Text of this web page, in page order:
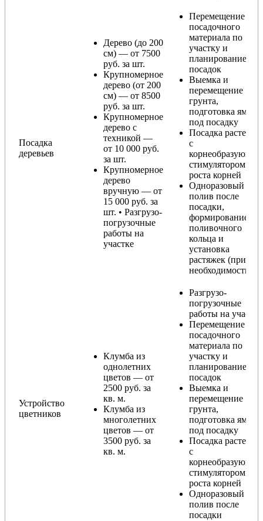
Посадка
деревьев
Дерево (до 200
см) — от 7500
руб. за шт.
Крупномерное
дерево (от 200
см) — от 8500
руб. за шт.
Крупномерное
дерево с
техникой —
от 10 000 руб.
за шт.
Крупномерное
дерево
вручную — от
15 000 руб. за
шт. • Разгрузо-
погрузочные
работы на
участке
Перемещение
посадочного
материала по
участку и
планирование
посадок
Выемка и
перемещение
грунта,
подготовка ямы
под посадку
Посадка растения
с
корнеобразующим
стимулятором
роста корней
Одноразовый
полив после
посадки,
формирование
поливочного
кольца и
установка
растяжек (при
необходимости)
Устройство
цветников
Клумба из
однолетних
цветов — от
2500 руб. за
кв. м.
Клумба из
многолетних
цветов — от
3500 руб. за
кв. м.
Разгрузо-
погрузочные
работы на участке
Перемещение
посадочного
материала по
участку и
планирование
посадок
Выемка и
перемещение
грунта,
подготовка ямы
под посадку
Посадка растений
с
корнеобразующим
стимулятором
роста корней
Одноразовый
полив после
посадки